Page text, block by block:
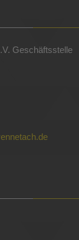
Geschäftsstelle